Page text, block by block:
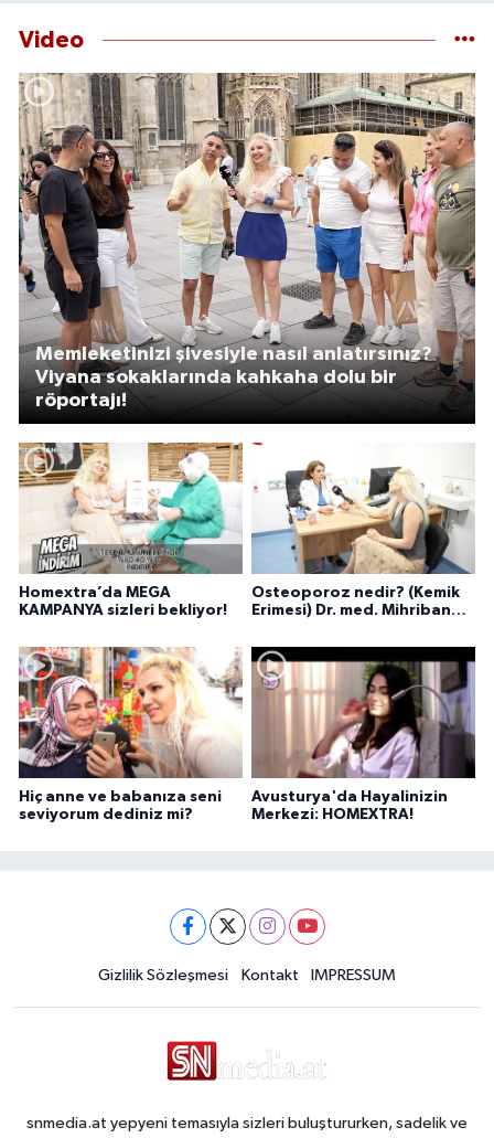
Video
Homextra’da MEGA
KAMPANYA sizleri bekliyor!
Osteoporoz nedir? (Kemik
Erimesi) Dr. med. Mihriban
Memleketinizi şivesiyle nasıl anlatırsınız?
Viyana sokaklarında kahkaha dolu bir
röportajı!
Hiç anne ve babanıza seni
seviyorum dediniz mi?
Avusturya'da Hayalinizin
Merkezi: HOMEXTRA!
Gizlilik Sözleşmesi Kontakt IMPRESSUM
snmedia.at yepyeni temasıyla sizleri buluştururken, sadelik ve